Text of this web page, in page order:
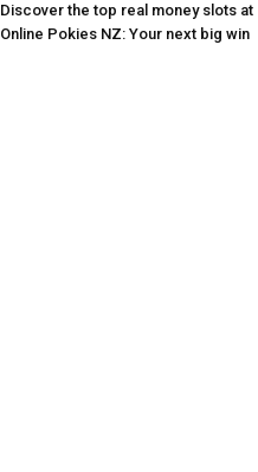
Discover the top real money slots at
Online Pokies NZ: Your next big win